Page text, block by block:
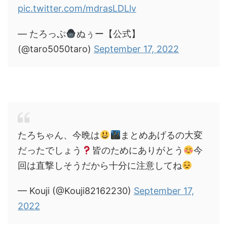
pic.twitter.com/mdrasLDLlv
— たろっぷ
ぬぅー【公式】
(@taro5050taro) September 17, 2022
たろちゃん、今晩は
まとめあげるの大変
だったでしょう
皆のためにありがとう
今
回は直撃しそうだから十分に注意してね
— Kouji (@Kouji82162230) September 17,
2022